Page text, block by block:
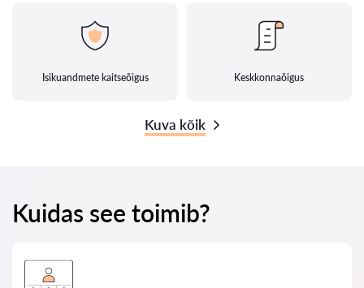
Isikuandmete kaitseõigus Keskkonnaõigus
Kuva kõik
Kuidas see toimib?